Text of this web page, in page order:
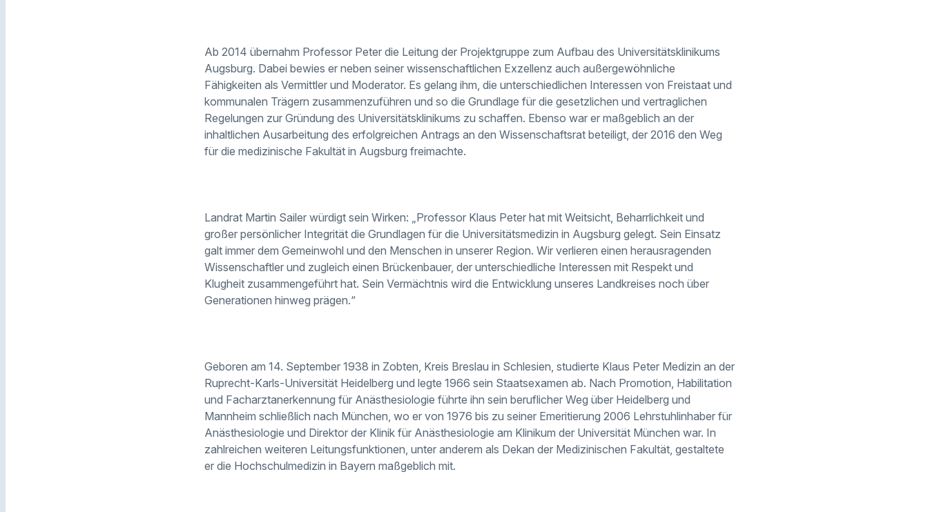
Ab 2014 übernahm Professor Peter die Leitung der Projektgruppe zum Aufbau des Universitätsklinikums
Augsburg. Dabei bewies er neben seiner wissenschaftlichen Exzellenz auch außergewöhnliche
Fähigkeiten als Vermittler und Moderator. Es gelang ihm, die unterschiedlichen Interessen von Freistaat und
kommunalen Trägern zusammenzuführen und so die Grundlage für die gesetzlichen und vertraglichen
Regelungen zur Gründung des Universitätsklinikums zu schaffen. Ebenso war er maßgeblich an der
inhaltlichen Ausarbeitung des erfolgreichen Antrags an den Wissenschaftsrat beteiligt, der 2016 den Weg
für die medizinische Fakultät in Augsburg freimachte.
Landrat Martin Sailer würdigt sein Wirken: „Professor Klaus Peter hat mit Weitsicht, Beharrlichkeit und
großer persönlicher Integrität die Grundlagen für die Universitätsmedizin in Augsburg gelegt. Sein Einsatz
galt immer dem Gemeinwohl und den Menschen in unserer Region. Wir verlieren einen herausragenden
Wissenschaftler und zugleich einen Brückenbauer, der unterschiedliche Interessen mit Respekt und
Klugheit zusammengeführt hat. Sein Vermächtnis wird die Entwicklung unseres Landkreises noch über
Generationen hinweg prägen.“
Geboren am 14. September 1938 in Zobten, Kreis Breslau in Schlesien, studierte Klaus Peter Medizin an der
Ruprecht-Karls-Universität Heidelberg und legte 1966 sein Staatsexamen ab. Nach Promotion, Habilitation
und Facharztanerkennung für Anästhesiologie führte ihn sein beruflicher Weg über Heidelberg und
Mannheim schließlich nach München, wo er von 1976 bis zu seiner Emeritierung 2006 Lehrstuhlinhaber für
Anästhesiologie und Direktor der Klinik für Anästhesiologie am Klinikum der Universität München war. In
zahlreichen weiteren Leitungsfunktionen, unter anderem als Dekan der Medizinischen Fakultät, gestaltete
er die Hochschulmedizin in Bayern maßgeblich mit.